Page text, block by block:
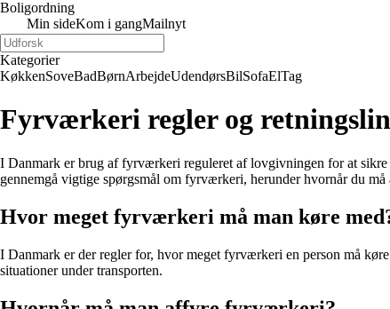
Boligordning
Min sideKom i gangMailnyt
Kategorier
KøkkenSoveBadBørnArbejdeUdendørsBilSofaElTag
Fyrværkeri regler og
I Danmark er brug af fyrværkeri reguleret af lovgivningen for at
gennemgå vigtige spørgsmål om fyrværkeri, herunder hvornår du
Hvor meget fyrværkeri må man køre
I Danmark er der regler for, hvor meget fyrværkeri en person må
situationer under transporten.